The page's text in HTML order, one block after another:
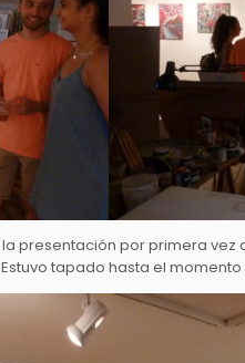
presentación por primera vez
tapado hasta el